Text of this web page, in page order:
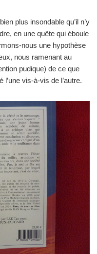
plus insondable qu’il n’y
en une quête qui éboule
nous une hypothèse
nous ramenant au
pudique) de ce que
vis-à-vis de l’autre.